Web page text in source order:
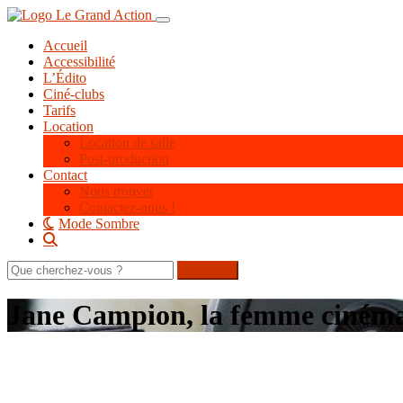
Aller
contenu
principal
Toggle navigation
Accueil
Accessibilité
L’Édito
Ciné-clubs
Tarifs
Location
Location de salle
Post-production
Contact
Nous trouver
Contactez-nous !
Mode Sombre
Rechercher
sur
le Jane Campion, la femme